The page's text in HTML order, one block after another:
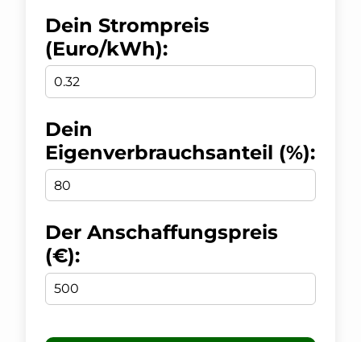
Dein Strompreis
(Euro/kWh):
Dein
Eigenverbrauchsanteil (%):
Der Anschaffungspreis
(€):